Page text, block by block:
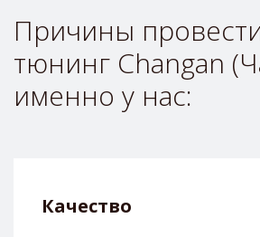
Причины
тюнинг Changan
именно у нас:
Качество